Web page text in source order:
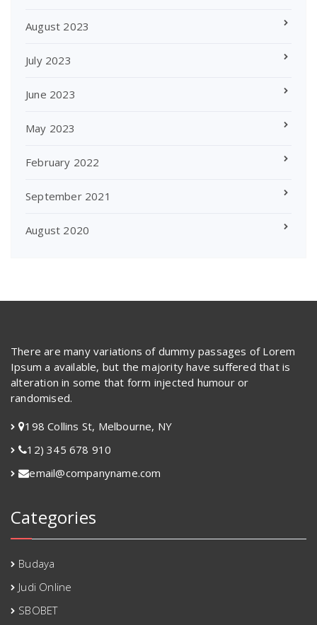
August 2023
July 2023
June 2023
May 2023
February 2022
September 2021
August 2020
There are many variations of dummy passages of Lorem
Ipsum a available, but the majority have suffered that is
alteration in some that form injected humour or
randomised.
198 Collins St, Melbourne, NY
12) 345 678 910
email@companyname.com
Categories
Budaya
Judi Online
SBOBET